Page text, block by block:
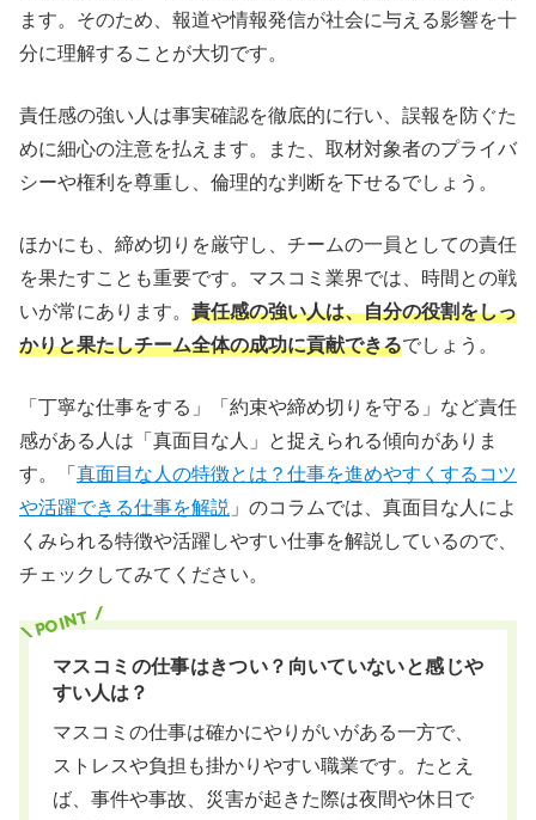
ます。そのため、報道や情報発信が社会に与える影響を十
分に理解することが大切です。
責任感の強い人は事実確認を徹底的に行い、誤報を防ぐた
めに細心の注意を払えます。また、取材対象者のプライバ
シーや権利を尊重し、倫理的な判断を下せるでしょう。
ほかにも、締め切りを厳守し、チームの一員としての責任
を果たすことも重要です。マスコミ業界では、時間との戦
いが常にあります。 責任感の強い人は、自分の役割をしっ
かりと果たしチーム全体の成功に貢献できるでしょう。
「丁寧な仕事をする」「約束や締め切りを守る」など責任
感がある人は「真面目な人」と捉えられる傾向がありま
す。「 真面目な人の特徴とは？仕事を進めやすくするコツ
や活躍できる仕事を解説 」のコラムでは、真面目な人によ
くみられる特徴や活躍しやすい仕事を解説しているので、
チェックしてみてください。
マスコミの仕事はきつい？向いていないと感じや
すい人は？
マスコミの仕事は確かにやりがいがある一方で、
ストレスや負担も掛かりやすい職業です。たとえ
ば、事件や事故、災害が起きた際は夜間や休日で